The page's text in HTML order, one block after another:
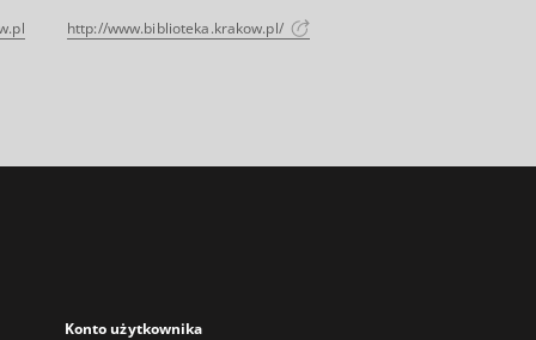
http://www.biblioteka.krakow.pl/
Konto użytkownika